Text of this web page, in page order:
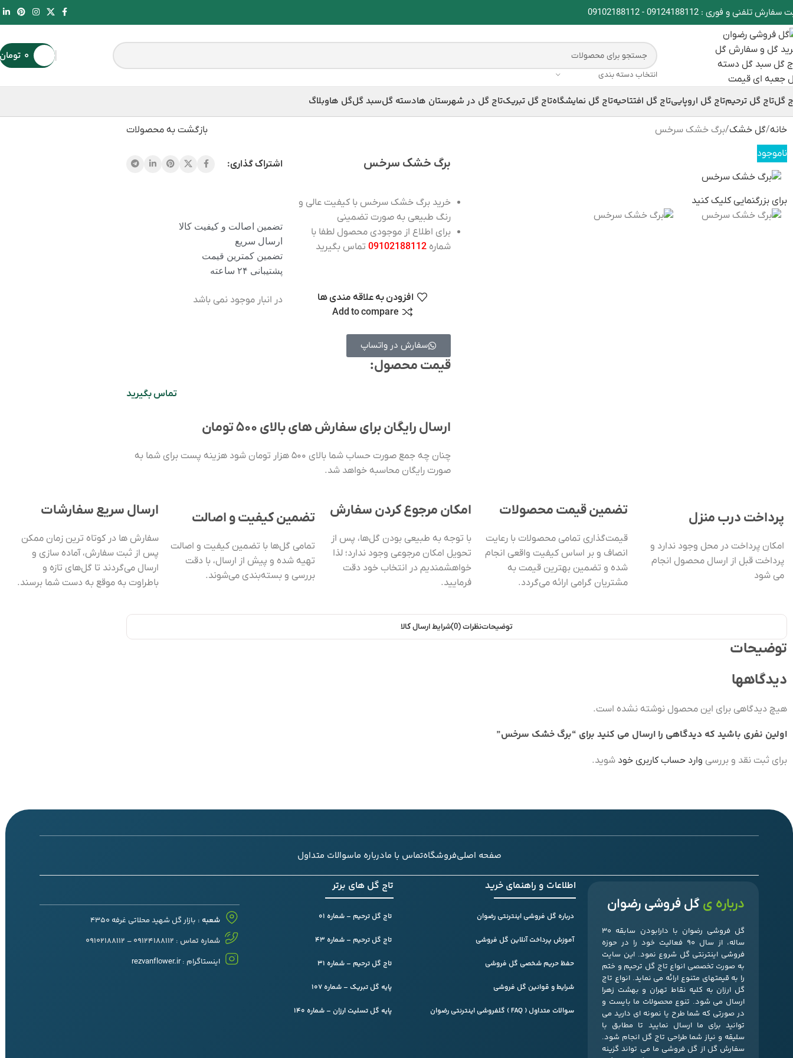
سفارش تلفنی و فوری : 09124188112
-
09102188112
انتخاب دسته بندی
۰ تومان
گلتاج گل ترحیمتاج گل اروپاییتاج گل افتتاحیهتاج گل نمایشگاهتاج گل تبریکتاج گل در شهرستان هادسته گلسبد گلگل هاوبلاگ
خانه گل خشک برگ خشک سرخس
بازگشت به محصولات
ناموجود
برای بزرگنمایی کلیک کنید
برگ خشک سرخس اشتراک گذاری:
خرید برگ خشک سرخس با کیفیت عالی و
رنگ طبیعی به صورت تضمینی
برای اطلاع از موجودی محصول لطفا با
شماره 09102188112 تماس بگیرید
افزودن به علاقه مندی ها
Add to compare
تضمین اصالت و کیفیت کالا
ارسال سریع
تضمین کمترین قیمت
پشتیبانی ۲۴ ساعته
در انبار موجود نمی باشد
سفارش در واتساپ
قیمت محصول:​
تماس بگیرید
ارسال رایگان برای سفارش های بالای ۵۰۰ تومان
چنان چه جمع صورت حساب شما بالای ۵۰۰ هزار تومان شود هزینه پست برای شما به
صورت رایگان محاسبه خواهد شد.
پرداخت درب منزل
امکان پرداخت در محل وجود ندارد و
پرداخت قبل از ارسال محصول انجام
می شود
تضمین قیمت محصولات
قیمت‌گذاری تمامی محصولات با رعایت
انصاف و بر اساس کیفیت واقعی انجام
شده و تضمین بهترین قیمت به
مشتریان گرامی ارائه می‌گردد.
امکان مرجوع کردن سفارش
با توجه به طبیعی بودن گل‌ها، پس از
تحویل امکان مرجوعی وجود ندارد؛ لذا
خواهشمندیم در انتخاب خود دقت
فرمایید.
تضمین کیفیت و اصالت
تمامی گل‌ها با تضمین کیفیت و اصالت
تهیه شده و پیش از ارسال، با دقت
بررسی و بسته‌بندی می‌شوند.
ارسال سریع سفارشات
سفارش ها در کوتاه ترین زمان ممکن
پس از ثبت سفارش، آماده سازی و
ارسال می‌گردند تا گل‌های تازه و
باطراوت به موقع به دست شما برسند.
توضیحاتنظرات (0) شرایط ارسال کالا
توضیحات
دیدگاهها
هیچ دیدگاهی برای این محصول نوشته نشده است.
اولین نفری باشید که دیدگاهی را ارسال می کنید برای “برگ خشک سرخس”
برای ثبت نقد و بررسی وارد حساب کاربری خود شوید.
صفحه اصلیفروشگاهتماس با مادرباره ماسوالات متداول
درباره ی گل فروشی رضوان
گل فروشی رضوان با دارابودن سابقه 30
ساله، از سال 90 فعالیت خود را در حوزه
فروشی اینترنتی گل شروع نمود. این سایت
به صورت تخصصی انواع تاج گل ترحیم و ختم
را به قیمتهای متنوع ارائه می نماید. انواع تاج
گل ارزان به کلیه نقاط تهران و بهشت زهرا
ارسال می شود. تنوع محصولات ما بایست و
در صورتی که شما طرح یا نمونه ای دارید می
توانید برای ما ارسال نمایید تا مطابق با
سلیقه و نیاز شما طراحی تاج گل انجام شود.
سفارش گل از گل فروشی ما می تواند گزینه
اطلاعات و راهنمای خرید
درباره گل فروشی اینترنتی رضوان
آموزش پرداخت آنلاین گل فروشی
حفظ حریم شخصی گل فروشی
شرایط و قوانین گل فروشی
سوالات متداول ( FAQ ) گلفروشی اینترنتی رضوان
تاج گل های برتر
تاج گل ترحیم – شماره 01
تاج گل ترحیم – شماره 43
تاج گل ترحیم – شماره 31
پایه گل تبریک – شماره 107
پایه گل تسلیت ارزان – شماره 140
شعبه : بازار گل شهید محلاتی غرفه 4350
شماره تماس : 09124188112 – 09102188112
اینستاگرام :rezvanflower.ir